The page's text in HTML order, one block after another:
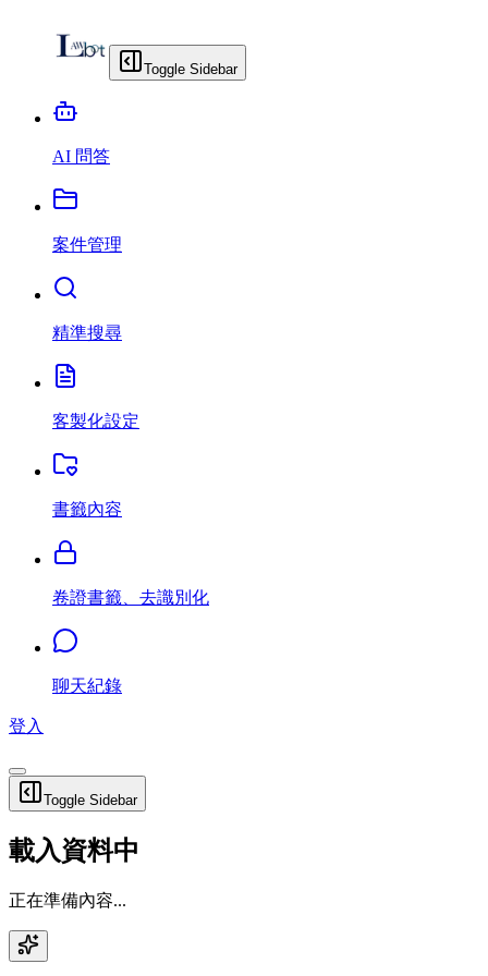
Toggle Sidebar
AI 問答
案件管理
精準搜尋
客製化設定
書籤內容
卷證書籤、去識別化
聊天紀錄
登入
Toggle Sidebar
載入資料中
正在準備內容...